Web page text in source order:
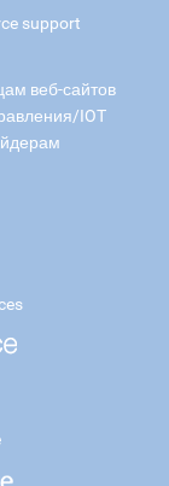
support
веб-сайтов
IOT